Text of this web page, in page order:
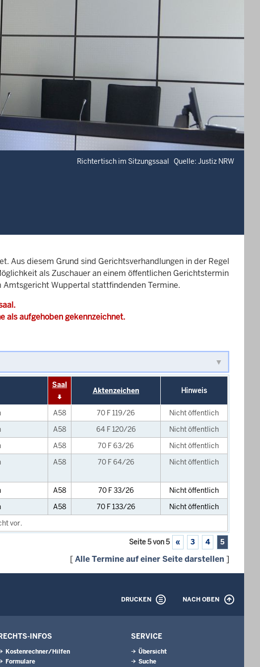
Richtertisch im Sitzungssaal Quelle: Justiz NRW
Aus diesem Grund sind Gerichtsverhandlungen in der Regel
als Zuschauer an einem öffentlichen Gerichtstermin
Wuppertal stattfindenden Termine.
als aufgehoben gekennzeichnet.
Saal
Aktenzeichen Hinweis
A58 70 F 119/26
Nicht öffentlich
A58 64 F 120/26
Nicht öffentlich
A58 70 F 63/26
Nicht öffentlich
A58 70 F 64/26 Nicht öffentlich
A58 70 F 33/26
Nicht öffentlich
A58 70 F 133/26
Nicht öffentlich
vor.
Seite 5 von 5 « 3 4 5
[Alle Termine auf einer Seite darstellen ]
DRUCKEN NACH OBEN
INFOS
Kostenrechner/Hilfen
Formulare
SERVICE
Übersicht
Suche